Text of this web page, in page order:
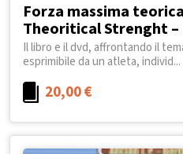
Forza massima
Theoritical Strenght –
Il libro e il dvd, affrontando il
esprimibile da un atleta, individ...
20,00€